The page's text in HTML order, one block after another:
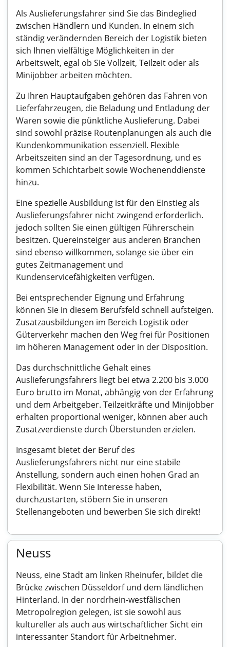
Als Auslieferungsfahrer sind Sie das Bindeglied
zwischen Händlern und Kunden. In einem sich
ständig verändernden Bereich der Logistik bieten
sich Ihnen vielfältige Möglichkeiten in der
Arbeitswelt, egal ob Sie Vollzeit, Teilzeit oder als
Minijobber arbeiten möchten.
Zu Ihren Hauptaufgaben gehören das Fahren von
Lieferfahrzeugen, die Beladung und Entladung der
Waren sowie die pünktliche Auslieferung. Dabei
sind sowohl präzise Routenplanungen als auch die
Kundenkommunikation essenziell. Flexible
Arbeitszeiten sind an der Tagesordnung, und es
kommen Schichtarbeit sowie Wochenenddienste
hinzu.
Eine spezielle Ausbildung ist für den Einstieg als
Auslieferungsfahrer nicht zwingend erforderlich.
jedoch sollten Sie einen gültigen Führerschein
besitzen. Quereinsteiger aus anderen Branchen
sind ebenso willkommen, solange sie über ein
gutes Zeitmanagement und
Kundenservicefähigkeiten verfügen.
Bei entsprechender Eignung und Erfahrung
können Sie in diesem Berufsfeld schnell aufsteigen.
Zusatzausbildungen im Bereich Logistik oder
Güterverkehr machen den Weg frei für Positionen
im höheren Management oder in der Disposition.
Das durchschnittliche Gehalt eines
Auslieferungsfahrers liegt bei etwa 2.200 bis 3.000
Euro brutto im Monat, abhängig von der Erfahrung
und dem Arbeitgeber. Teilzeitkräfte und Minijobber
erhalten proportional weniger, können aber auch
Zusatzverdienste durch Überstunden erzielen.
Insgesamt bietet der Beruf des
Auslieferungsfahrers nicht nur eine stabile
Anstellung, sondern auch einen hohen Grad an
Flexibilität. Wenn Sie Interesse haben,
durchzustarten, stöbern Sie in unseren
Stellenangeboten und bewerben Sie sich direkt!
Neuss
Neuss, eine Stadt am linken Rheinufer, bildet die
Brücke zwischen Düsseldorf und dem ländlichen
Hinterland. In der nordrhein-westfälischen
Metropolregion gelegen, ist sie sowohl aus
kultureller als auch aus wirtschaftlicher Sicht ein
interessanter Standort für Arbeitnehmer.